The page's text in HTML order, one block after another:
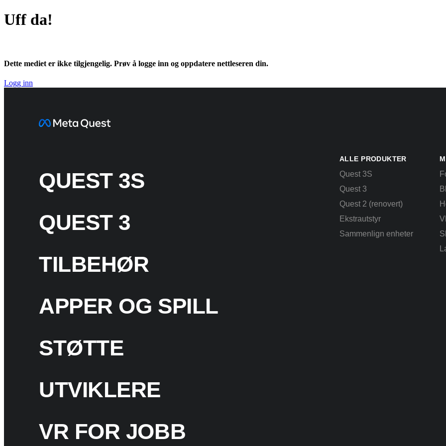
Uff da!
Dette mediet er ikke tilgjengelig. Prøv å logge inn og oppdatere nettleseren din.
Logg inn
QUEST 3S
QUEST 3
TILBEHØR
APPER OG SPILL
STØTTE
UTVIKLERE
VR FOR JOBB
ALLE PRODUKTER
Quest 3S
Quest 3
Quest 2 (renovert)
Ekstrautstyr
Sammenlign enheter